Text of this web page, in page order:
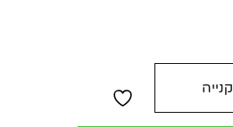
קנייה